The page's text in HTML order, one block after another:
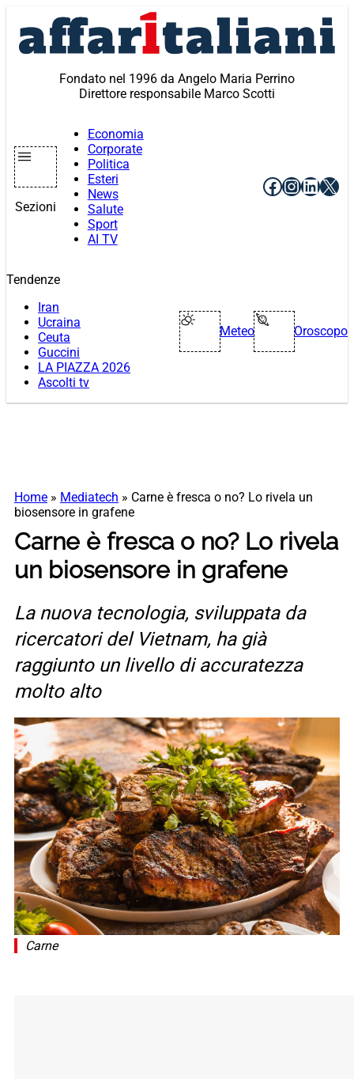
contenuto
Fondato nel 1996 da Angelo Maria Perrino
Direttore responsabile Marco Scotti
Sezioni
Economia
Corporate
Politica
Esteri
News
Salute
Sport
AI TV
Facebook
X
Tendenze
Iran
Ucraina
Ceuta
Guccini
LA PIAZZA 2026
Ascolti tv
Meteo Oroscopo
Home » Mediatech » Carne è fresca o no? Lo rivela un
biosensore in grafene
Carne è fresca o no? Lo rivela
un biosensore in grafene
La nuova tecnologia, sviluppata da
ricercatori del Vietnam, ha già
raggiunto un livello di accuratezza
molto alto
Carne